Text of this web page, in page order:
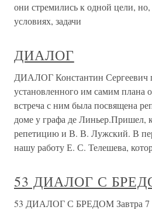
они стремились к одной цели, но,
условиях, задачи
ДИАЛОГ
ДИАЛОГ Константин Сергеевич
установленного им самим плана
встреча с ним была посвящена
доме у графа де Линьер.Пришел,
репетицию и В. В. Лужский. В
нашу работу Е. С. Телешева,
53 ДИАЛОГ С
53 ДИАЛОГ С БРЕДОМ Завтра 7